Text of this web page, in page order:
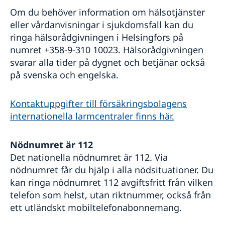
Reseinformation
Ambassadens reseinformation
Aktuella händelser
Allmänna säkerhetsläget
Terrorism
Naturförhållanden och katastrofer
Lokala lagar och sedvänjor
Kriminalitet och personlig säkerhet
Försäkringsskydd
Övriga upplysningar
Om olyckan är framme
Service för svenska företag
Business Sweden i Finland
Anmäla handelshinder
Om du behöver information om hälsotjänster
eller vårdanvisningar i sjukdomsfall kan du
ringa hälsorådgivningen i Helsingfors på
numret +358-9-310 10023. Hälsorådgivningen
svarar alla tider på dygnet och betjänar också
på svenska och engelska.
Kontaktuppgifter till försäkringsbolagens
internationella larmcentraler finns här.
Nödnumret är 112
Det nationella nödnumret är 112. Via
nödnumret får du hjälp i alla nödsituationer. Du
kan ringa nödnumret 112 avgiftsfritt från vilken
telefon som helst, utan riktnummer, också från
ett utländskt mobiltelefonabonnemang.